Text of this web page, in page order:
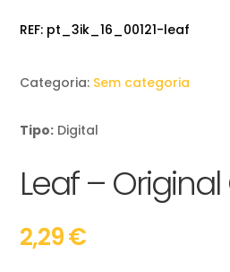
REF: pt_3ik_16_00121-leaf
Categoria: Sem categoria
Tipo: Digital
Leaf –
2,29€